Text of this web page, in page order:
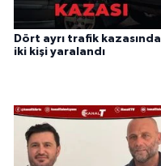
Dört ayrı trafik kazasında
iki kişi yaralandı